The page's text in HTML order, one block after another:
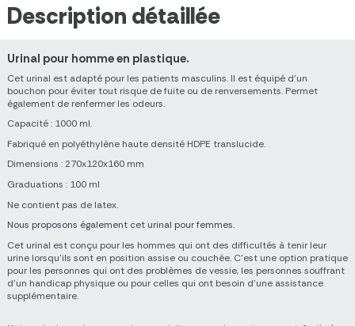
Description détaillée
Urinal pour homme en plastique.
Cet urinal est adapté pour les patients masculins. Il est équipé d'un
bouchon pour éviter tout risque de fuite ou de renversements. Permet
également de renfermer les odeurs.
Capacité : 1000 ml.
Fabriqué en polyéthylène haute densité HDPE translucide.
Dimensions : 270x120x160 mm
Graduations : 100 ml
Ne contient pas de latex.
Nous proposons également cet urinal pour femmes.
Cet urinal est conçu pour les hommes qui ont des difficultés à tenir leur
urine lorsqu'ils sont en position assise ou couchée. C'est une option pratique
pour les personnes qui ont des problèmes de vessie, les personnes souffrant
d'un handicap physique ou pour celles qui ont besoin d'une assistance
supplémentaire.